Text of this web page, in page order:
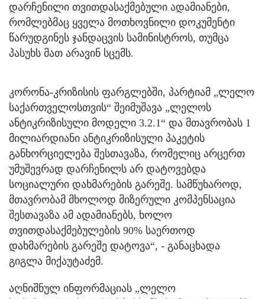
დარჩენილი თვითდასაქმებული ადამიანები,
რომლებმაც ყველა მოთხოვნილი დოკუმენტი
წარუდგინეს ჯანდაცვის სამინისტროს, თუმცა
პასუხს მათ არავინ სცემს.
კორონა-კრიზისის ფარგლებში, პარტიამ „ლელო
საქართველოსთვის“ შეიმუშავა „ლელოს
ანტიკრიზისული მოდელი 3.2.1“ და მთავრობას 1
მილიარდიანი ანტიკრიზისული პაკეტის
განხორციელება შესთავაზა, რომელიც არცერთ
უმუშევრად დარჩენილს არ დატოვებდა
სოციალური დახმარების გარეშე. სამწუხაროდ,
მთავრობამ მხოლოდ მიზერული კომპენსაცია
შესთავაზა ამ ადამიანებს, ხოლო
თვითდასაქმებულების 90% საერთოდ
დახმარების გარეშე დატოვა“, - განაცხადა
გიგლა მიქაუტაძემ.
აღნიშნულ ინფორმაციას „ლელო